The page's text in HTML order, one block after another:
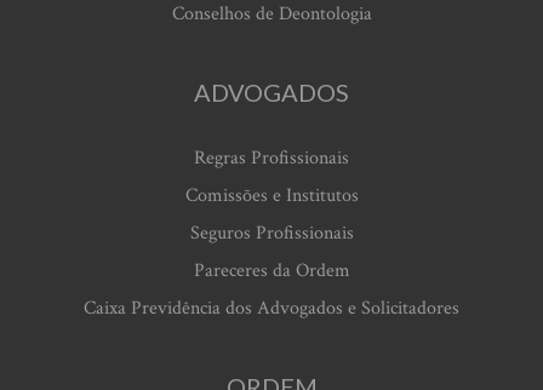
Conselhos de Deontologia
ADVOGADOS
Regras Profissionais
Comissões e Institutos
Seguros Profissionais
Pareceres da Ordem
Caixa Previdência dos Advogados e Solicitadores